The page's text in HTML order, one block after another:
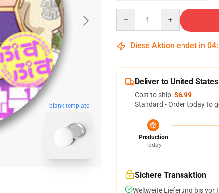
blank template
Diese Aktion endet in 04:
Deliver to United States
Cost to ship:$6.99
Standard - Order today to
Production
Today
Sichere Transaktion
Weltweite Lieferung bis vor